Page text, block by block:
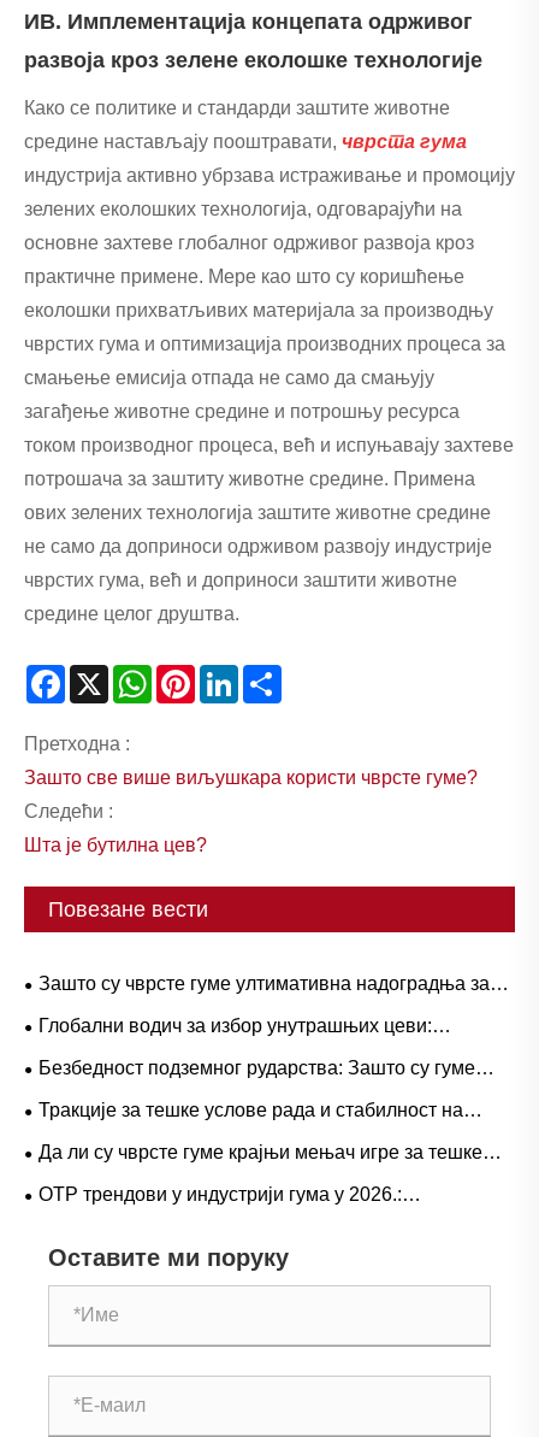
ИВ. Имплементација концепата одрживог
развоја кроз зелене еколошке технологије
Како се политике и стандарди заштите животне
средине настављају пооштравати, чврста гума
индустрија активно убрзава истраживање и промоцију
зелених еколошких технологија, одговарајући на
основне захтеве глобалног одрживог развоја кроз
практичне примене. Мере као што су коришћење
еколошки прихватљивих материјала за производњу
чврстих гума и оптимизација производних процеса за
смањење емисија отпада не само да смањују
загађење животне средине и потрошњу ресурса
током производног процеса, већ и испуњавају захтеве
потрошача за заштиту животне средине. Примена
ових зелених технологија заштите животне средине
не само да доприноси одрживом развоју индустрије
чврстих гума, већ и доприноси заштити животне
средине целог друштва.
Facebook
X WhatsAppPinterestLinkedIn
Претходна :
Зашто све више виљушкара користи чврсте гуме?
Следећи :
Шта је бутилна цев?
Повезане вести
Зашто су чврсте гуме ултимативна надоградња за
тешке радне токове?
Глобални водич за избор унутрашњих цеви:
популарне величине и примене засноване на
Безбедност подземног рударства: Зашто су гуме
серије Л-5С кључне за елиминисање скупих застоја
Тракције за тешке услове рада и стабилност на
великом пролазу: Трендови потражње за гуменим
Да ли су чврсте гуме крајњи мењач игре за тешке
операције?
ОТР трендови у индустрији гума у ​​2026.:
Оставите ми поруку